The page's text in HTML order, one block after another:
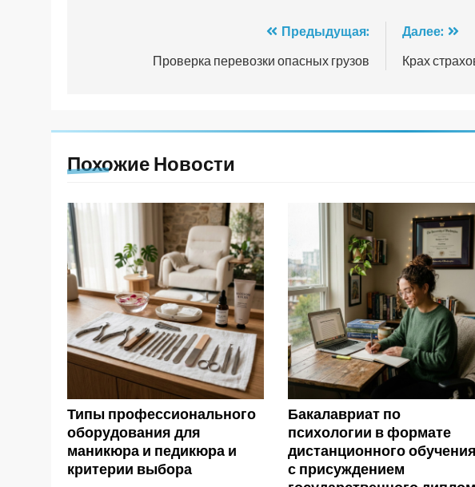
Предыдущая:
Проверка перевозки опасных грузов
Далее:
Крах
Похожие Новости
Типы профессионального
оборудования для
маникюра и педикюра и
критерии выбора
Бакалавриат по
психологии в формате
дистанционного обучения
с присуждением